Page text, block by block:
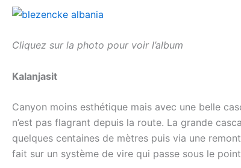
Cliquez sur la photo pour voir l’album
Kalanjasit
Canyon moins esthétique mais avec une belle
n’est pas flagrant depuis la route. La grande
quelques centaines de mètres puis via une
fait sur un système de vire qui passe sous le